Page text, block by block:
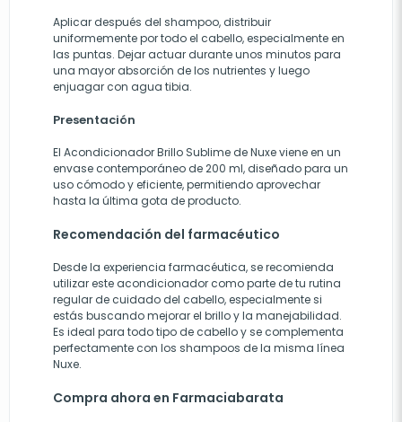
Aplicar después del shampoo, distribuir
uniformemente por todo el cabello, especialmente en
las puntas. Dejar actuar durante unos minutos para
una mayor absorción de los nutrientes y luego
enjuagar con agua tibia.
Presentación
El Acondicionador Brillo Sublime de Nuxe viene en un
envase contemporáneo de 200 ml, diseñado para un
uso cómodo y eficiente, permitiendo aprovechar
hasta la última gota de producto.
Recomendación del farmacéutico
Desde la experiencia farmacéutica, se recomienda
utilizar este acondicionador como parte de tu rutina
regular de cuidado del cabello, especialmente si
estás buscando mejorar el brillo y la manejabilidad.
Es ideal para todo tipo de cabello y se complementa
perfectamente con los shampoos de la misma línea
Nuxe.
Compra ahora en Farmaciabarata